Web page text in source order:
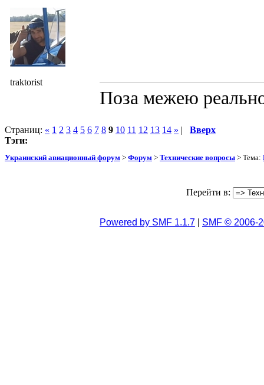
traktorist
Поза межею
Страниц: « 1 2 3 4 5 6 7 8 9 10 11 12 13 14 » | Вверх
Тэги:
Украинский авиационный форум > Форум > Технические вопросы > Тема:
Перейти в:
Powered by SMF 1.1.7 SMF © 2006-